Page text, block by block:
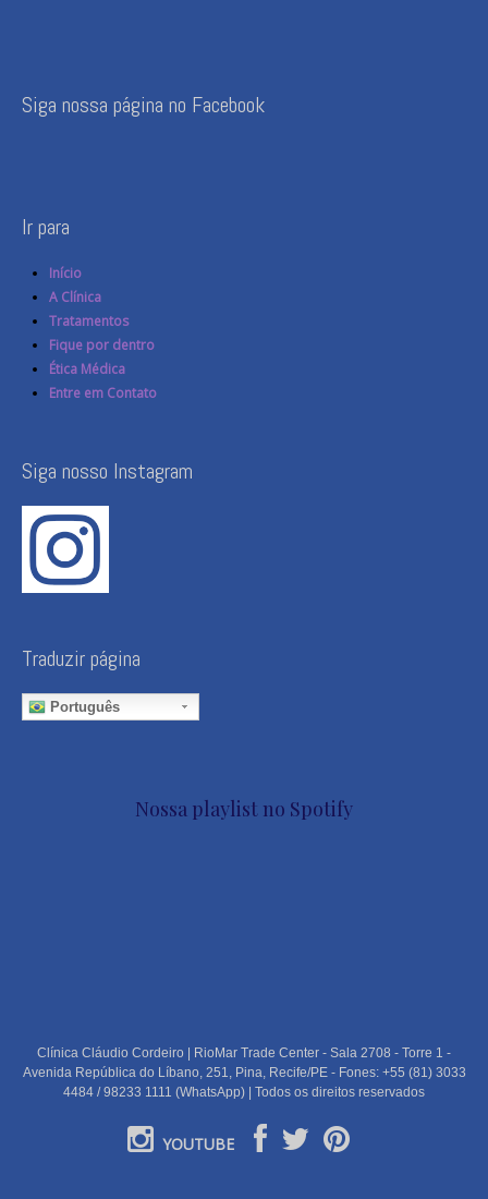
Siga nossa página no Facebook
Ir para
Início
A Clínica
Tratamentos
Fique por dentro
Ética Médica
Entre em Contato
Siga nosso Instagram
Traduzir página
Português
Nossa playlist no Spotify
Clínica Cláudio Cordeiro | RioMar Trade Center - Sala 2708 - Torre 1 -
Avenida República do Líbano, 251, Pina, Recife/PE - Fones: +55 (81) 3033
4484 / 98233 1111 (WhatsApp) | Todos os direitos reservados
YOUTUBE